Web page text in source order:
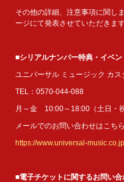
その他の詳細、注意事項に関し
ージにて発表させていただきます
■シリアルナンバー特典・イベ
ユニバーサル ミュージック カ
TEL：0570-044-088
月～金 10:00～18:00（土日・
メールでのお問い合わせはこち
https://www.universal-
■電子チケットに関するお問い合